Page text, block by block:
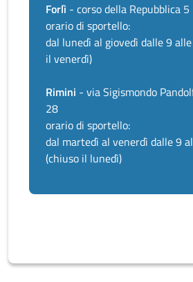
Forlì - corso della Repubblica 5
orario di sportello:
dal lunedì al giovedì dalle 9
il venerdì)
Rimini - via Sigismondo
28
orario di sportello:
dal martedì al venerdì dalle 9
(chiuso il lunedì)